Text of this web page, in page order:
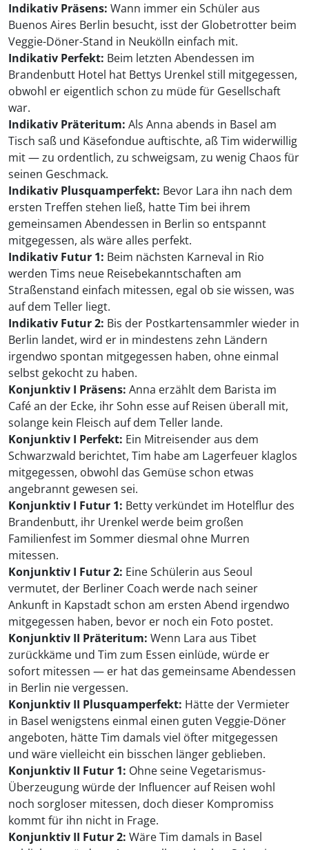
Indikativ Präsens: Wann immer ein Schüler aus
Buenos Aires Berlin besucht, isst der Globetrotter beim
Veggie-Döner-Stand in Neukölln einfach mit.
Indikativ Perfekt: Beim letzten Abendessen im
Brandenbutt Hotel hat Bettys Urenkel still mitgegessen,
obwohl er eigentlich schon zu müde für Gesellschaft
war.
Indikativ Präteritum: Als Anna abends in Basel am
Tisch saß und Käsefondue auftischte, aß Tim widerwillig
mit — zu ordentlich, zu schweigsam, zu wenig Chaos für
seinen Geschmack.
Indikativ Plusquamperfekt: Bevor Lara ihn nach dem
ersten Treffen stehen ließ, hatte Tim bei ihrem
gemeinsamen Abendessen in Berlin so entspannt
mitgegessen, als wäre alles perfekt.
Indikativ Futur 1: Beim nächsten Karneval in Rio
werden Tims neue Reisebekanntschaften am
Straßenstand einfach mitessen, egal ob sie wissen, was
auf dem Teller liegt.
Indikativ Futur 2: Bis der Postkartensammler wieder in
Berlin landet, wird er in mindestens zehn Ländern
irgendwo spontan mitgegessen haben, ohne einmal
selbst gekocht zu haben.
Konjunktiv I Präsens: Anna erzählt dem Barista im
Café an der Ecke, ihr Sohn esse auf Reisen überall mit,
solange kein Fleisch auf dem Teller lande.
Konjunktiv I Perfekt: Ein Mitreisender aus dem
Schwarzwald berichtet, Tim habe am Lagerfeuer klaglos
mitgegessen, obwohl das Gemüse schon etwas
angebrannt gewesen sei.
Konjunktiv I Futur 1: Betty verkündet im Hotelflur des
Brandenbutt, ihr Urenkel werde beim großen
Familienfest im Sommer diesmal ohne Murren
mitessen.
Konjunktiv I Futur 2: Eine Schülerin aus Seoul
vermutet, der Berliner Coach werde nach seiner
Ankunft in Kapstadt schon am ersten Abend irgendwo
mitgegessen haben, bevor er noch ein Foto postet.
Konjunktiv II Präteritum: Wenn Lara aus Tibet
zurückkäme und Tim zum Essen einlüde, würde er
sofort mitessen — er hat das gemeinsame Abendessen
in Berlin nie vergessen.
Konjunktiv II Plusquamperfekt: Hätte der Vermieter
in Basel wenigstens einmal einen guten Veggie-Döner
angeboten, hätte Tim damals viel öfter mitgegessen
und wäre vielleicht ein bisschen länger geblieben.
Konjunktiv II Futur 1: Ohne seine Vegetarismus-
Überzeugung würde der Influencer auf Reisen wohl
noch sorgloser mitessen, doch dieser Kompromiss
kommt für ihn nicht in Frage.
Konjunktiv II Futur 2: Wäre Tim damals in Basel